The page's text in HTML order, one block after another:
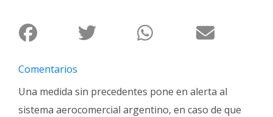
de
Familia
Comentarios
Una medida sin precedentes pone en alerta al
sistema aerocomercial argentino, en caso de que